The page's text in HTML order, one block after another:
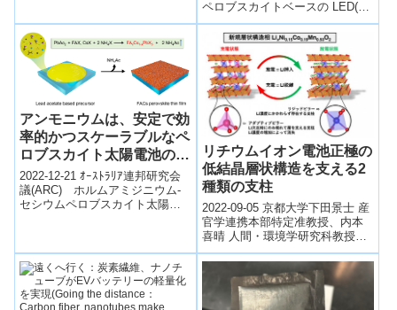
Use）
ペロブスカイトベースの LED(ペ
ロブスカイト LED: PeLED)をイ
ンクジェットプリンターで作製
する新技術を開発。ポリマーバ
インダ製の有機ポリマーマトリ
クスに無機ペロブスカイト結晶
を埋め込み、フレキシブルでス
トレッチャブルなペロブスカイ
ト材料を作製。デバイスの性能
と保護を調和させる最適な材料
と最適な薄さを特定し、フレキ
シブルな PeLED を初めてプリン
ト作製した。
アンモニウムは、安定で効
率的かつスケーラブルなペ
ロブスカイト太陽電池の秘
密成分である(Ammonium
is the secret ingredient in
stable, efficient &
2022-12-21 ｵｰｽﾄﾗﾘｱ連邦研究会
議(ARC) ホルムアミジニウム-
セシウムペロブスカイト太陽電
リチウムイオン電池正極の
低結晶層状構造を支える2
種類の支柱
2022-09-05 京都大学下田景士 産
官学連携本部特定准教授、内本
喜晴 人間・環境学研究科教授、
廣井慧 高輝度光科学研究センタ
ー博士研究員、尾原幸治 同主